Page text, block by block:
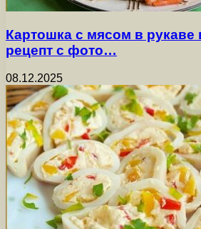
Картошка с мясом в рукаве
рецепт с фото…
08.12.2025